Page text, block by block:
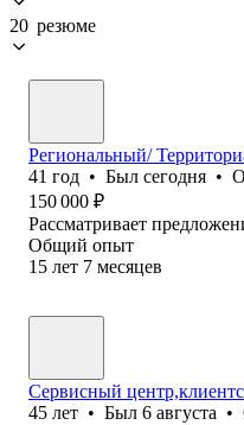
20 резюме
Региональный/
41 год • Был сегодня •
150 000 ₽
Рассматривает
Общий опыт
15 лет 7 месяцев
Сервисный
45 лет • Был 6 августа •